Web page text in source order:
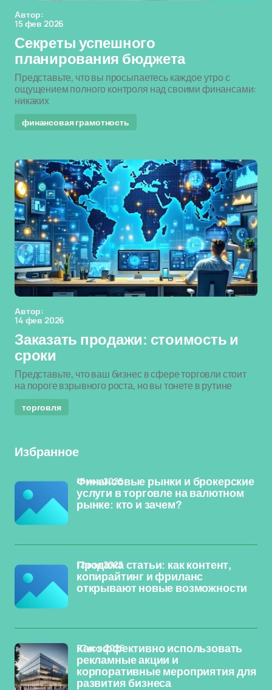
Автор:
15 фев 2026
Секреты успешного
планирования бюджета
Представьте, что вы просыпаетесь каждое утро с
ощущением полного контроля над своими финансами:
никаких
финансовая грамотность
Автор:
14 фев 2026
Заказать продажи: стоимость и
сроки
Представьте, что ваш бизнес в сфере торговли стоит
на пороге взрывного роста, но вы тонете в рутине
торговля
Избранное
Финансовые рынки и брокерские
услуги в торговле на валютном
рынке: кто и зачем?
13 ноя 2025
Продажа статьи: как контент,
копирайтинг и фриланс
открывают новые возможности
12 ноя 2025
Как эффективно использовать
рекламные акции и
корпоративные мероприятия для
развития бизнеса
07 ноя 2025